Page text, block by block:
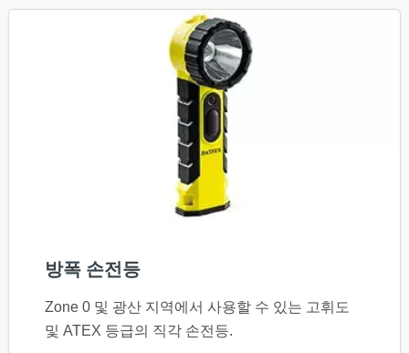
방폭 손전등
Zone 0 및 광산 지역에서 사용할 수 있는 고휘도
및 ATEX 등급의 직각 손전등.